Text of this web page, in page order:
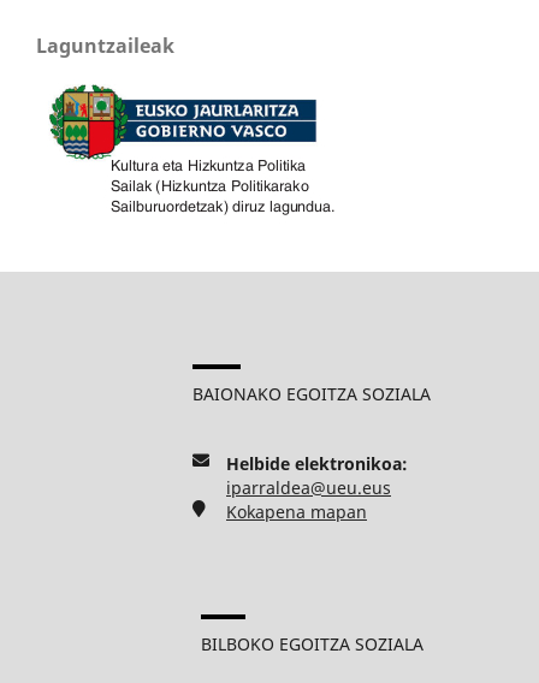
Laguntzaileak
BAIONAKO EGOITZA SOZIALA
Helbide elektronikoa:
iparraldea@ueu.eus
Kokapena mapan
BILBOKO EGOITZA SOZIALA